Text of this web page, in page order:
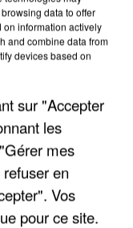
PAR UNE
data to offer
information actively
and combine data from
devices based on
sur "Accepter
les
mes
en
Vos
pour ce site.